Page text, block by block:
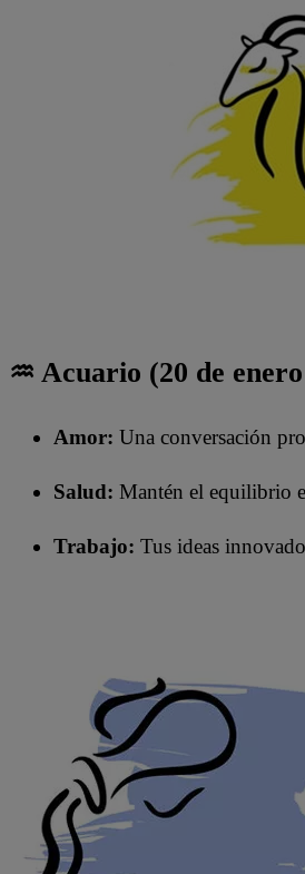
♒ Acuario (20 de
Amor: Una conversación
Salud: Mantén el equilibrio
Trabajo: Tus ideas